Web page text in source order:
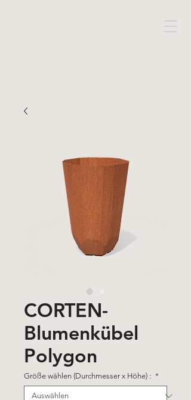
CORTEN-
Blumenkübel
Polygon
Größe wählen (Durchmesser x Höhe) : *